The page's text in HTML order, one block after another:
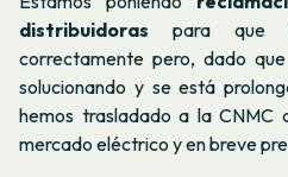
distribuidoras para que
correctamente pero, dado
solucionando y se está
hemos trasladado a la CNMC
mercado eléctrico y en breve